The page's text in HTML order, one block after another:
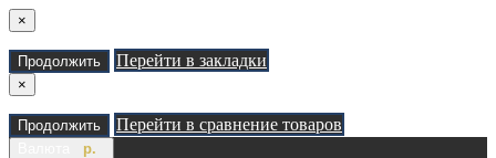
×
Продолжить Перейти в закладки
×
Продолжить Перейти в сравнение товаров
р.